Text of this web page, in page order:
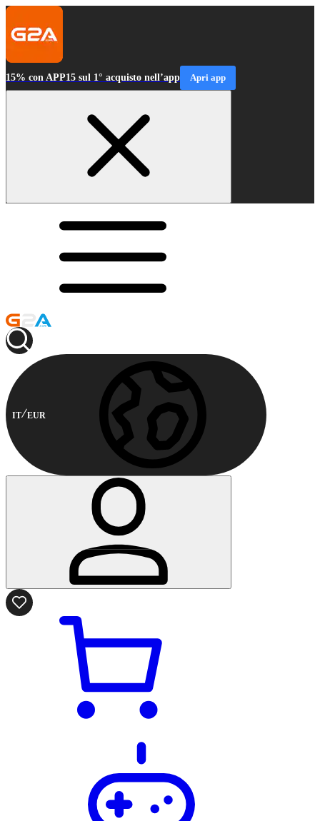
15% con APP15 sul 1° acquisto nell’app Apri app
IT EUR